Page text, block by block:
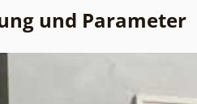
und Parameter